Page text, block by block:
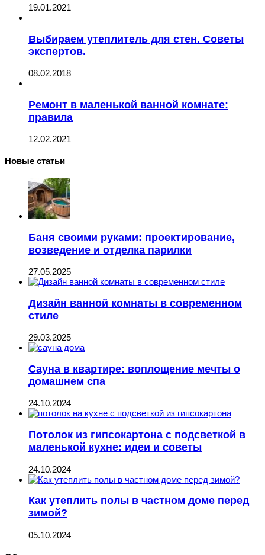
19.01.2021
Выбираем утеплитель для стен. Советы
экспертов.
08.02.2018
Ремонт в маленькой ванной комнате:
правила
12.02.2021
Новые статьи
Баня своими руками: проектирование,
возведение и отделка парилки
27.05.2025
Дизайн ванной комнаты в современном
стиле
29.03.2025
Сауна в квартире: воплощение мечты о
домашнем спа
24.10.2024
Потолок из гипсокартона с подсветкой в
маленькой кухне: идеи и советы
24.10.2024
Как утеплить полы в частном доме перед
зимой?
05.10.2024